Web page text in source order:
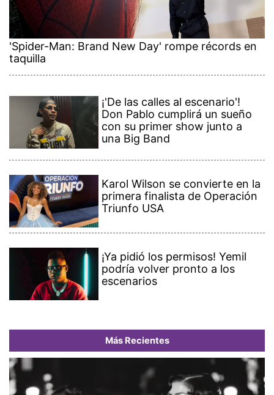
'Spider-Man: Brand New Day' rompe récords en
taquilla
¡'De las calles al escenario'!
Don Pablo cumplirá un sueño
con su primer show junto a
una Big Band
Karol Wilson se convierte en la
primera finalista de Operación
Triunfo USA
¡Ya pidió los permisos! Yemil
podría volver pronto a los
escenarios
Más Recientes